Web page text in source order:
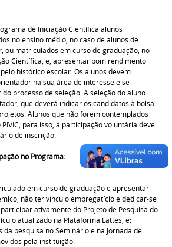
de Iniciação Científica alunos
no ensino médio, no caso de alunos de
ou matriculados em curso de graduação, no
Científica, e, apresentar bom rendimento
histórico escolar. Os alunos devem
na sua área de interesse e se
processo de seleção. A seleção do aluno
que deverá indicar os candidatos à bolsa
Alunos que não forem contemplados
para isso, a participação voluntária deve
de inscrição.
no Programa:
em curso de graduação e apresentar
não ter vínculo empregatício e dedicar-se
ativamente do Projeto de Pesquisa do
atualizado na Plataforma Lattes, e;
pesquisa no Seminário e na Jornada de
pela instituição.